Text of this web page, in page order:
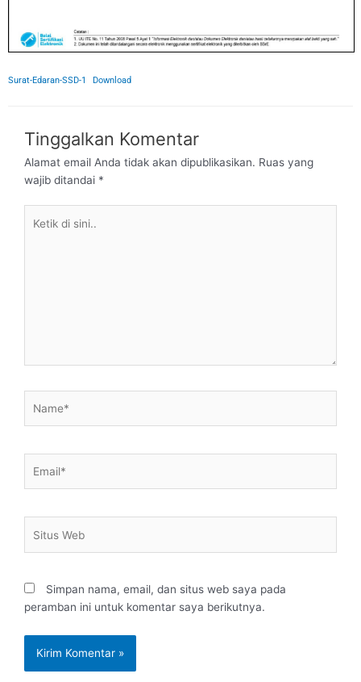
Surat-Edaran-SSD-1 Download
Tinggalkan Komentar
Alamat email Anda tidak akan dipublikasikan. Ruas yang
wajib ditandai *
Web
Simpan nama, email, dan situs web saya pada
peramban ini untuk komentar saya berikutnya.